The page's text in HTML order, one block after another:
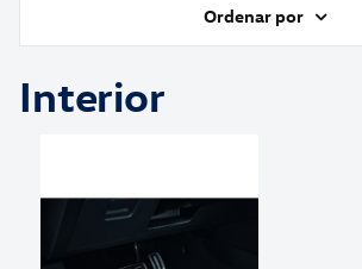
Ordenar por
Interior